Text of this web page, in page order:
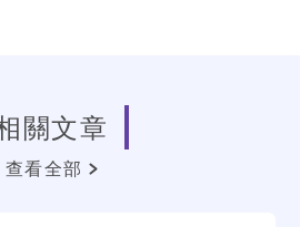
關文章
查看全部